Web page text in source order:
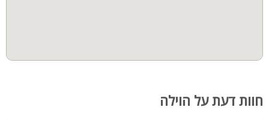
חוות דעת על הוילה